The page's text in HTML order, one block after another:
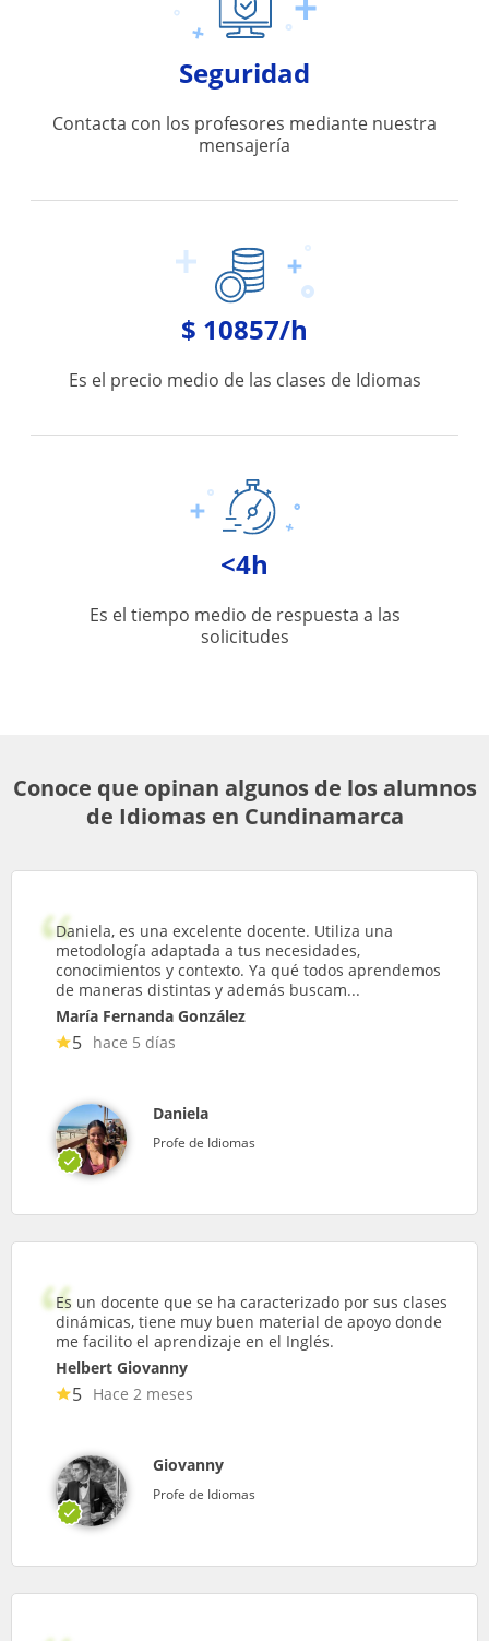
Seguridad
Contacta con los profesores mediante nuestra
mensajería
$ 10857/h
Es el precio medio de las clases de Idiomas
<4h
Es el tiempo medio de respuesta a las
solicitudes
Conoce que opinan algunos de los alumnos
de Idiomas en Cundinamarca
Daniela, es una excelente docente. Utiliza una
metodología adaptada a tus necesidades,
conocimientos y contexto. Ya qué todos aprendemos
de maneras distintas y además buscam...
María Fernanda González
5 hace 5 días
Daniela
Profe de Idiomas
Es un docente que se ha caracterizado por sus clases
dinámicas, tiene muy buen material de apoyo donde
me facilito el aprendizaje en el Inglés.
Helbert Giovanny
5 Hace 2 meses
Giovanny
Profe de Idiomas